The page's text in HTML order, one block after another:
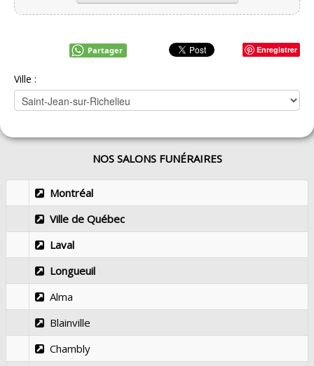
Enregistrer
Partager
Ville :
NOS SALONS FUNÉRAIRES
Montréal
Ville de Québec
Laval
Longueuil
Alma
Blainville
Chambly